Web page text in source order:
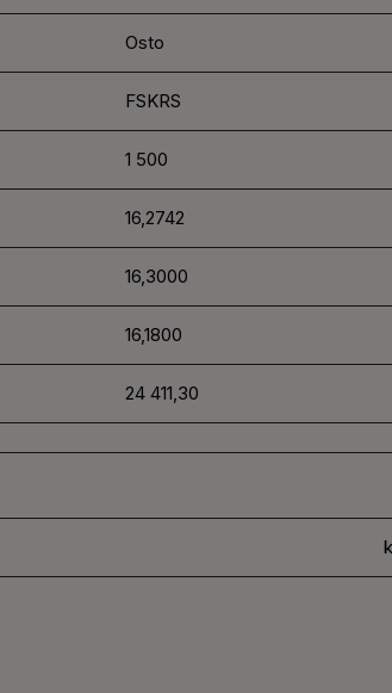
Osto
FSKRS
1 500
16,2742
16,3000
16,1800
24 411,30